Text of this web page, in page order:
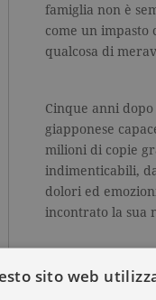
famiglia non è
come un
qualcosa di
Cinque anni dopo
giapponese
milioni di copie
indimenticabili,
dolori ed
incontrato la sua
sito web